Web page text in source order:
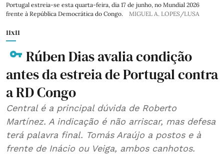
Portugal estreia-se esta quarta-feira, dia 17 de junho, no Mundial 2026
frente à República Democrática do Congo.
MIGUEL A. LOPES/LUSA
11x11
Rúben Dias avalia condição
antes da estreia de Portugal contra
a RD Congo
Central é a principal dúvida de Roberto
Martínez. A indicação é não arriscar, mas defesa
terá palavra final. Tomás Araújo a postos e à
frente de Inácio ou Veiga, ambos canhotos.